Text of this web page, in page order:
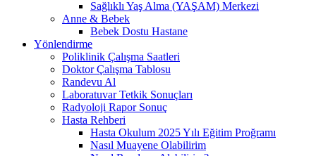
Sağlıklı Yaş Alma (YAŞAM) Merkezi
Anne & Bebek
Bebek Dostu Hastane
Yönlendirme
Poliklinik Çalışma Saatleri
Doktor Çalışma Tablosu
Randevu Al
Laboratuvar Tetkik Sonuçları
Radyoloji Rapor Sonuç
Hasta Rehberi
Hasta Okulum 2025 Yılı Eğitim Proğramı
Nasıl Muayene Olabilirim